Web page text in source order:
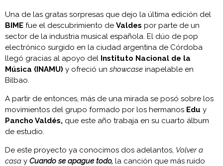
Una de las gratas sorpresas que dejo la última edición del
BIME fue el descubrimiento de Valdes por parte de un
sector de la industria musical española. El dúo de pop
electrónico surgido en la ciudad argentina de Córdoba
llegó gracias al apoyo del Instituto Nacional de la
Música (INAMU) y ofreció un showcase inapelable en
Bilbao.
A partir de entonces, más de una mirada se posó sobre los
movimientos del grupo formado por los hermanos Edu y
Pancho Valdés, que este año trabaja en su cuarto álbum
de estudio.
De este proyecto ya conocimos dos adelantos, Volver a
casa y Cuando se apague todo, la canción que más ruido